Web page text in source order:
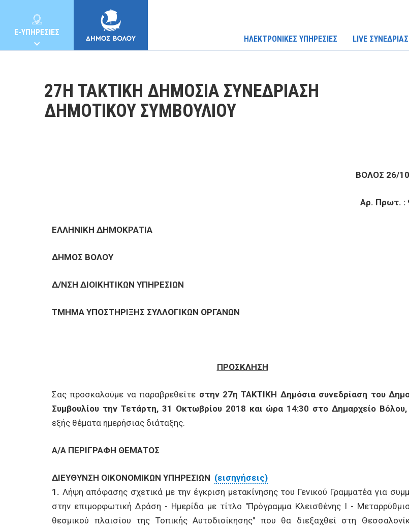
E-ΥΠΗΡΕΣΙΕΣ
ΕΠΙΧΕΙΡΗΣΕΙΣ
ΕΠΙΣΚΕΠΤΕΣ
ΗΛΕΚΤΡΟΝΙΚΕΣ ΥΠΗΡΕΣΙΕΣ LIVE
27Η ΤΑΚΤΙΚΗ ΔΗΜΟΣΙΑ ΣΥΝΕΔΡΙΑΣΗ
ΔΗΜΟΤΙΚΟΥ ΣΥΜΒΟΥΛΙΟΥ
ΒΟΛΟΣ 26/
Αρ. Πρωτ. :
ΕΛΛΗΝΙΚΗ ΔΗΜΟΚΡΑΤΙΑ
ΔΗΜΟΣ ΒΟΛΟΥ
Δ/ΝΣΗ ΔΙΟΙΚΗΤΙΚΩΝ ΥΠΗΡΕΣΙΩΝ
ΤΜΗΜΑ ΥΠΟΣΤΗΡΙΞΗΣ ΣΥΛΛΟΓΙΚΩΝ ΟΡΓΑΝΩΝ
ΠΡΟΣΚΛΗΣΗ
Σας προσκαλούμε να παραβρεθείτε στην 27η ΤΑΚΤΙΚΗ Δημόσια συνεδρίαση του
Συμβουλίου την Τετάρτη, 31 Οκτωβρίου 2018 και ώρα 14:30 στο Δημαρχείο Βόλου,
εξής θέματα ημερήσιας διάταξης.
Α/Α ΠΕΡΙΓΡΑΦΗ ΘΕΜΑΤΟΣ
ΔΙΕΥΘΥΝΣΗ ΟΙΚΟΝΟΜΙΚΩΝ ΥΠΗΡΕΣΙΩΝ (εισηγήσεις)
1. Λήψη απόφασης σχετικά με την έγκριση μετακίνησης του Γενικού Γραμματέα για
στην επιμορφωτική Δράση - Ημερίδα με τίτλο "Πρόγραμμα Κλεισθένης Ι -
θεσμικού πλαισίου της Τοπικής Αυτοδιοίκησης" που θα διεξαχθεί στη